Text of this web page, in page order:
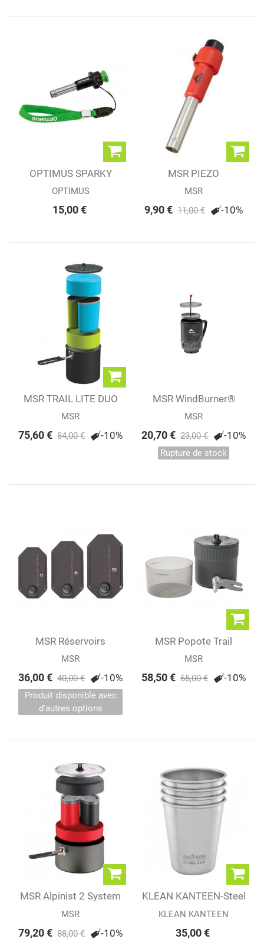
OPTIMUS SPARKY
OPTIMUS
15,00 €
MSR PIEZO
MSR
9,90 € 11,00 € -10%
MSR TRAIL LITE DUO
SYSTEM
MSR
75,60 € 84,00 € -10%
MSR WindBurner®
Coffee Press Kit...
MSR
20,70 € 23,00 € -10%
Rupture de stock
MSR Réservoirs
Dromedary®
MSR
36,00 € 40,00 € -10%
Produit disponible avec
d'autres options
MSR Popote Trail
Mini™ Duo
MSR
58,50 € 65,00 € -10%
MSR Alpinist 2 System
MSR
79,20 € 88,00 € -10%
KLEAN KANTEEN-Steel
Cup 10oz - 4...
KLEAN KANTEEN
35,00 €